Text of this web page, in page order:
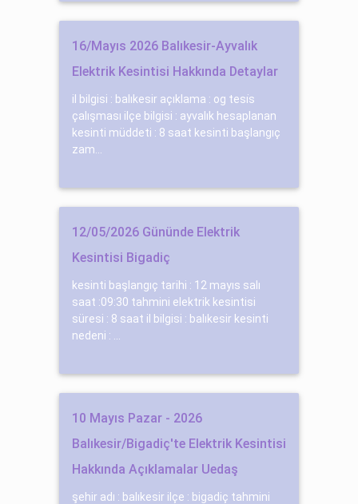
16/Mayıs 2026 Balıkesir-Ayvalık
Elektrik Kesintisi Hakkında Detaylar
il bilgisi : balıkesir açıklama : og tesi̇s
çalışması ilçe bilgisi : ayvalık hesaplanan
kesinti müddeti : 8 saat kesinti başlangıç
zam...
12/05/2026 Gününde Elektrik
Kesintisi Bigadiç
kesinti başlangıç tarihi : 12 mayıs salı
saat :09:30 tahmini elektrik kesintisi
süresi : 8 saat il bilgisi : balıkesir kesinti
nedeni : ...
10 Mayıs Pazar - 2026
Balıkesir/Bigadiç'te Elektrik Kesintisi
Hakkında Açıklamalar Uedaş
şehir adı : balıkesir ilçe : bigadiç tahmini